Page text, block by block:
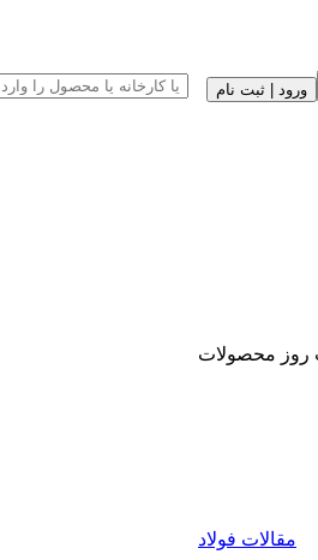
ورود | ثبت نام
روز محصولات
مقالات فولاد